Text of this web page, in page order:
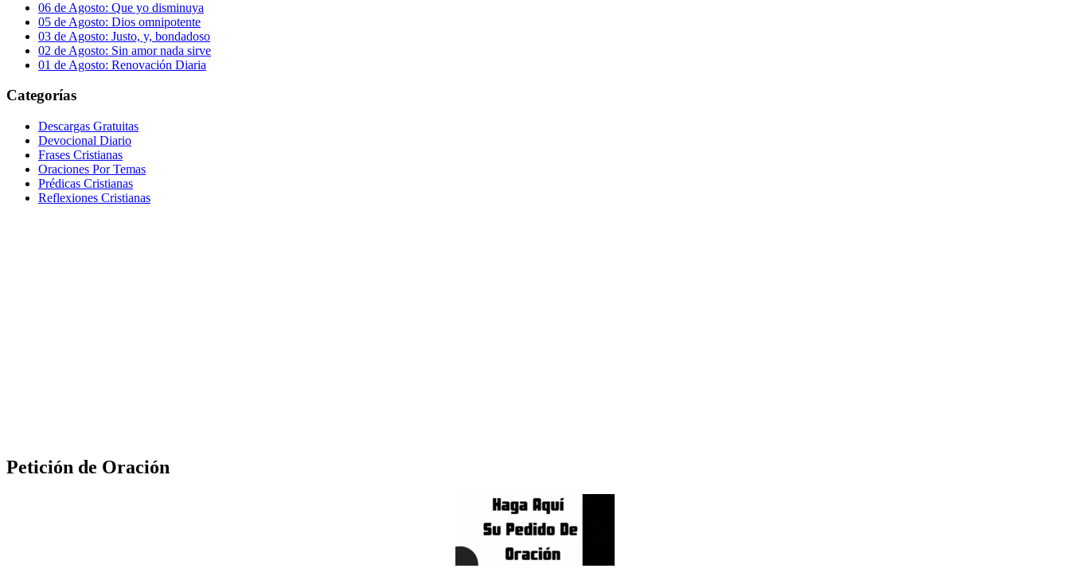
06 de Agosto: Que yo disminuya
05 de Agosto: Dios omnipotente
03 de Agosto: Justo, y, bondadoso
02 de Agosto: Sin amor nada sirve
01 de Agosto: Renovación Diaria
Categorías
Descargas Gratuitas
Devocional Diario
Frases Cristianas
Oraciones Por Temas
Prédicas Cristianas
Reflexiones Cristianas
Petición de Oración